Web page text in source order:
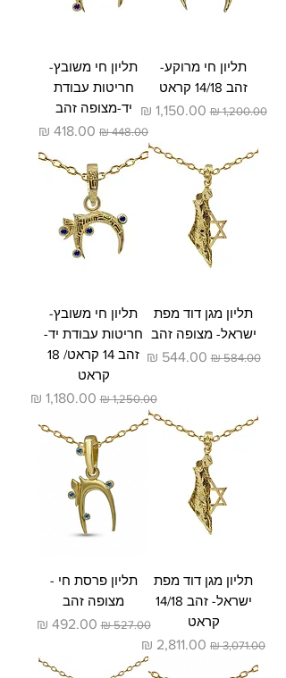
תליון חי מרוקע-
זהב 14/18 קראט
מחיר רגיל‏1,200.00 ‏₪ מחיר מבצע
תליון חי משובץ-
חריטות עבודת
יד-מצופה זהב
מחיר רגילמחיר מבצע
תליון מגן דוד מפת
ישראל- מצופה זהב
מחיר רגיל‏584.00 ‏₪ מחיר מבצע
תליון חי משובץ-
חריטות עבודת יד-
זהב 14 קראט/ 18
קראט
מחיר רגיל‏1,250.00 ‏₪ מחיר מבצע
תליון מגן דוד מפת
ישראל- זהב 14/18
קראט
מחיר רגיל מחיר מבצע
תליון פרסת חי -
מצופה זהב
מחיר רגיל‏527.00 ‏₪ מחיר מבצע